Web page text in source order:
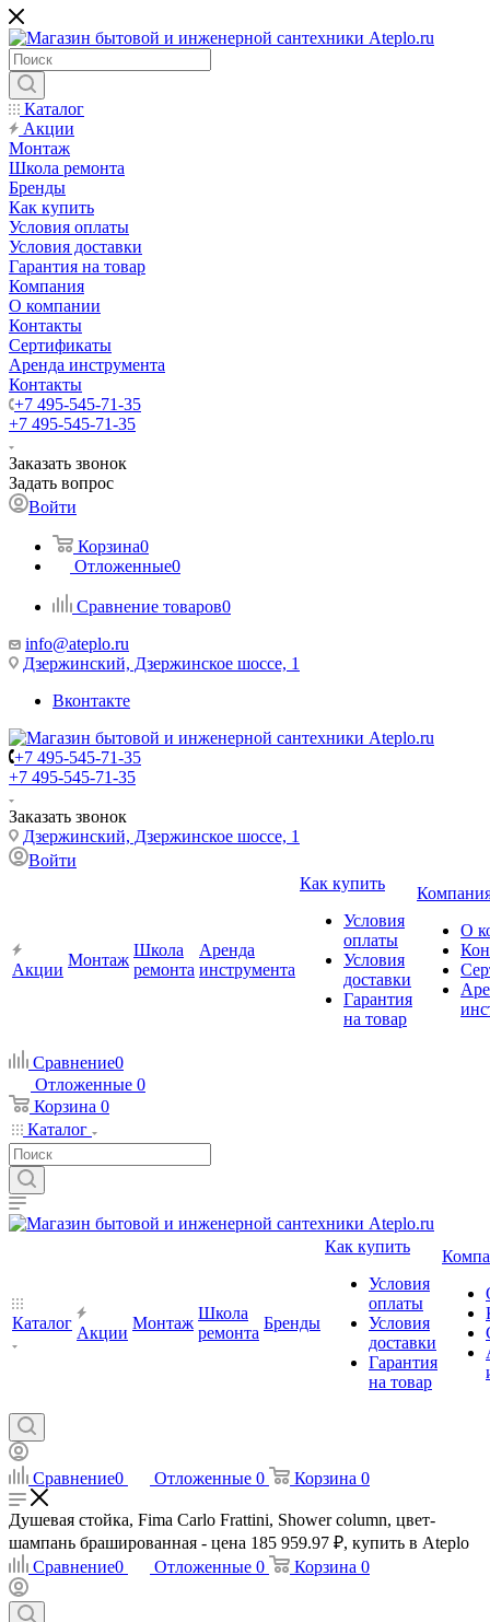
Каталог
Акции
Монтаж
Школа ремонта
Бренды
Как купить
Условия оплаты
Условия доставки
Гарантия на товар
Компания
О компании
Контакты
Сертификаты
Аренда инструмента
Контакты
+7 495-545-71-35
+7 495-545-71-35
Заказать звонок
Задать вопрос
Войти
Корзина0
Отложенные0
Сравнение товаров0
info@ateplo.ru
Дзержинский, Дзержинское шоссе, 1
Вконтакте
+7 495-545-71-35
+7 495-545-71-35
Заказать звонок
Дзержинский, Дзержинское шоссе, 1
Войти
Акции
Монтаж
Школа
ремонта
Аренда
инструмента
Как купить
Условия
оплаты
Условия
доставки
Гарантия
на товар
О
Сравнение0
Отложенные 0
Корзина 0
Каталог
Каталог
Акции
Монтаж
Школа
ремонта
Бренды
Как купить
Условия
оплаты
Условия
доставки
Гарантия
на товар
Сравнение0 Отложенные 0 Корзина 0
Душевая стойка, Fima Carlo Frattini, Shower column, цвет-
шампань брашированная - цена 185 959.97 ₽, купить в Ateplo
Сравнение0 Отложенные 0 Корзина 0